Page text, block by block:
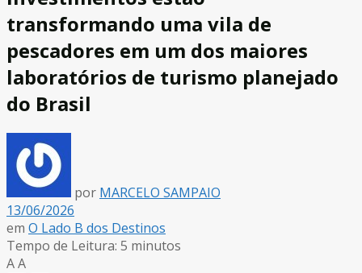
transformando uma vila de
pescadores em um dos maiores
laboratórios de turismo planejado
do Brasil
por MARCELO SAMPAIO
13/06/2026
em O Lado B dos Destinos
Tempo de Leitura: 5 minutos
AA